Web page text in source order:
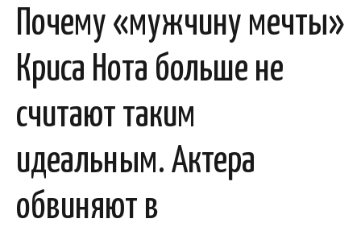
Почему «мужчину мечты»
Криса Нота больше не
считают таким
идеальным. Актера
обвиняют в